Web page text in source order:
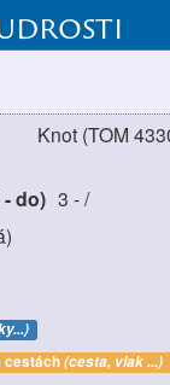
Knot (TOM
do) 3 -/
cestách(cesta, vlak ...)